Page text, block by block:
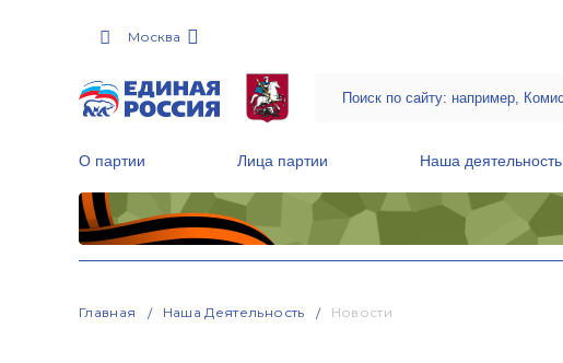
Москва
О партии Лица партии Наша деятельность
Главная Наша Деятельность Новости